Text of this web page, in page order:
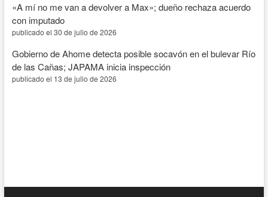
«A mí no me van a devolver a Max»; dueño rechaza acuerdo
con imputado
publicado el 30 de julio de 2026
Gobierno de Ahome detecta posible socavón en el bulevar Río
de las Cañas; JAPAMA inicia inspección
publicado el 13 de julio de 2026